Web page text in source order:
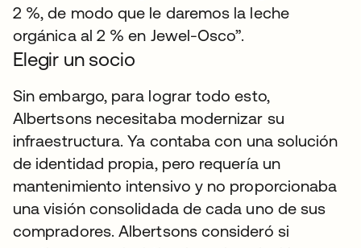
2 %, de modo que le daremos la leche
orgánica al 2 % en Jewel-Osco”.
Elegir un socio
Sin embargo, para lograr todo esto,
Albertsons necesitaba modernizar su
infraestructura. Ya contaba con una solución
de identidad propia, pero requería un
mantenimiento intensivo y no proporcionaba
una visión consolidada de cada uno de sus
compradores. Albertsons consideró si